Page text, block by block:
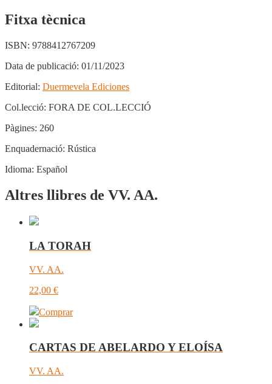
Fitxa tècnica
ISBN: 9788412767209
Data de publicació: 01/11/2023
Editorial: Duermevela Ediciones
Col.lecció: FORA DE COL.LECCIÓ
Pàgines: 260
Enquadernació: Rústica
Idioma: Español
Altres llibres de VV. AA.
LA TORAH
VV. AA.
22,00 €
Comprar
CARTAS DE ABELARDO Y ELOÍSA
VV. AA.